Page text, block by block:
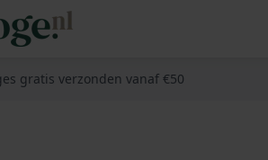
gratis verzonden vanaf €50